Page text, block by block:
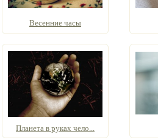
Весенние часы
Планета в руках чело...